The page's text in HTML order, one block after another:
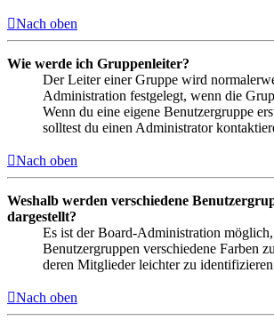
Nach oben
Wie werde ich Gruppenleiter?
Der Leiter einer Gruppe wird
Administration festgelegt, wenn die
Wenn du eine eigene Benutzergruppe
solltest du einen Administrator
Nach oben
Weshalb werden verschiedene
dargestellt?
Es ist der Board-Administration möglich,
Benutzergruppen verschiedene Farben
deren Mitglieder leichter zu
Nach oben